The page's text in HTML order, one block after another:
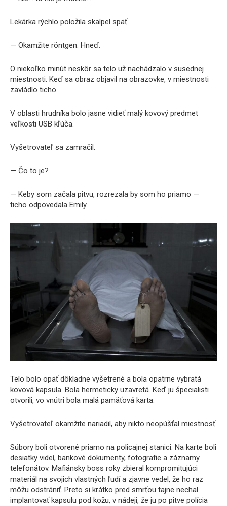
Lekárka rýchlo položila skalpel späť.
— Okamžite röntgen. Hneď.
O niekoľko minút neskôr sa telo už nachádzalo v susednej
miestnosti. Keď sa obraz objavil na obrazovke, v miestnosti
zavládlo ticho.
V oblasti hrudníka bolo jasne vidieť malý kovový predmet
veľkosti USB kľúča.
Vyšetrovateľ sa zamračil.
— Čo to je?
— Keby som začala pitvu, rozrezala by som ho priamo —
ticho odpovedala Emily.
Telo bolo opäť dôkladne vyšetrené a bola opatrne vybratá
kovová kapsula. Bola hermeticky uzavretá. Keď ju špecialisti
otvorili, vo vnútri bola malá pamäťová karta.
Vyšetrovateľ okamžite nariadil, aby nikto neopúšťal miestnosť.
Súbory boli otvorené priamo na policajnej stanici. Na karte boli
desiatky videí, bankové dokumenty, fotografie a záznamy
telefonátov. Mafiánsky boss roky zbieral kompromitujúci
materiál na svojich vlastných ľudí a zjavne vedel, že ho raz
môžu odstrániť. Preto si krátko pred smrťou tajne nechal
implantovať kapsulu pod kožu, v nádeji, že ju po pitve polícia